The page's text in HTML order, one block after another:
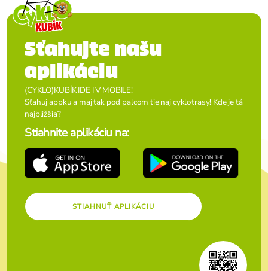
Sťahujte našu
aplikáciu
(CYKLO)KUBÍK IDE I V MOBILE!
Sťahuj appku a maj tak pod palcom tie naj cyklotrasy! Kde je tá
najbližšia?
Stiahnite aplikáciu na:
STIAHNUŤ APLIKÁCIU